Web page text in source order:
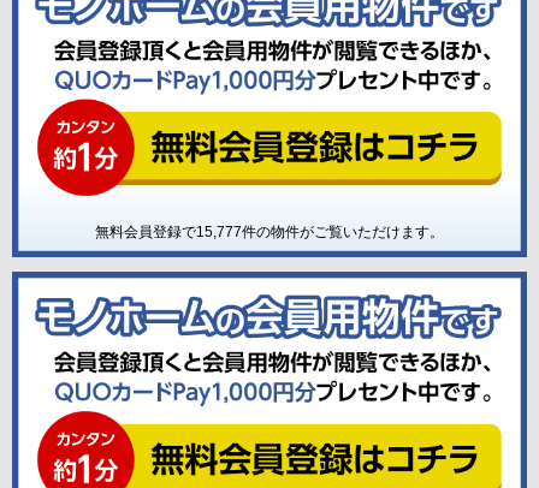
無料会員登録で15,777件の物件がご覧いただけます。